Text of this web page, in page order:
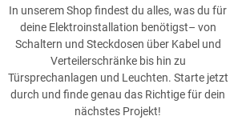
In unserem Shop findest du alles, was du für
deine Elektroinstallation benötigst– von
Schaltern und Steckdosen über Kabel und
Verteilerschränke bis hin zu
Türsprechanlagen und Leuchten. Starte jetzt
durch und finde genau das Richtige für dein
nächstes Projekt!